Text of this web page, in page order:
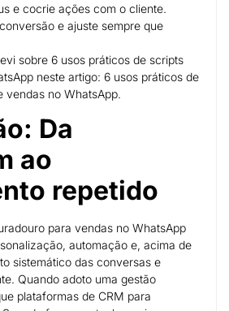
e cocrie ações com o cliente.
e ajuste sempre que
sobre 6 usos práticos de scripts
neste artigo: 6 usos práticos de
vendas no WhatsApp.
Da
ao
repetido
para vendas no WhatsApp
automação e, acima de
sistemático das conversas e
Quando adoto uma gestão
plataformas de CRM para